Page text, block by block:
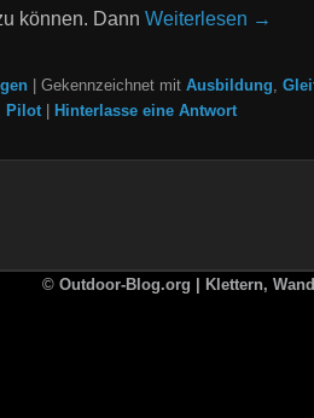
können. Dann Weiterlesen →
Gekennzeichnet mit Ausbildung
Pilot Hinterlasse eine Antwort
© Outdoor-Blog.org | Klettern,